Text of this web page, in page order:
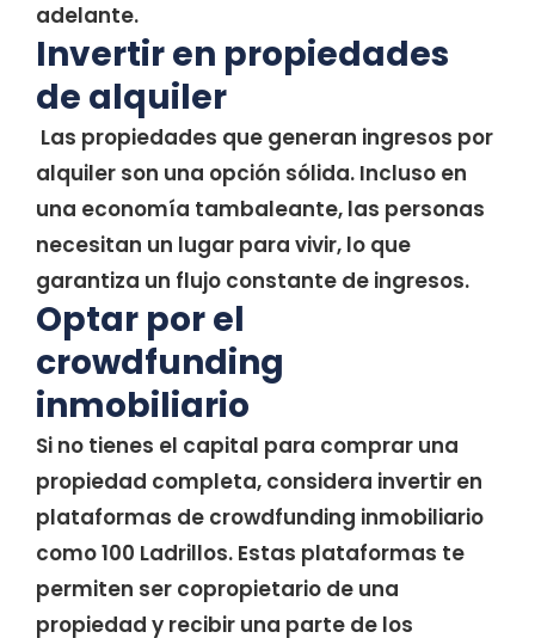
adelante.
Invertir en propiedades
de alquiler
Las propiedades que generan ingresos por
alquiler son una opción sólida. Incluso en
una economía tambaleante, las personas
necesitan un lugar para vivir, lo que
garantiza un flujo constante de ingresos.
Optar por el
crowdfunding
inmobiliario
Si no tienes el capital para comprar una
propiedad completa, considera invertir en
plataformas de crowdfunding inmobiliario
como 100 Ladrillos. Estas plataformas te
permiten ser copropietario de una
propiedad y recibir una parte de los